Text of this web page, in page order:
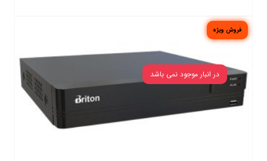
فروش ویژه
در انبار موجود نمی باشد